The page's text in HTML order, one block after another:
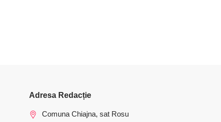
Adresa Redacție
Comuna Chiajna, sat Rosu